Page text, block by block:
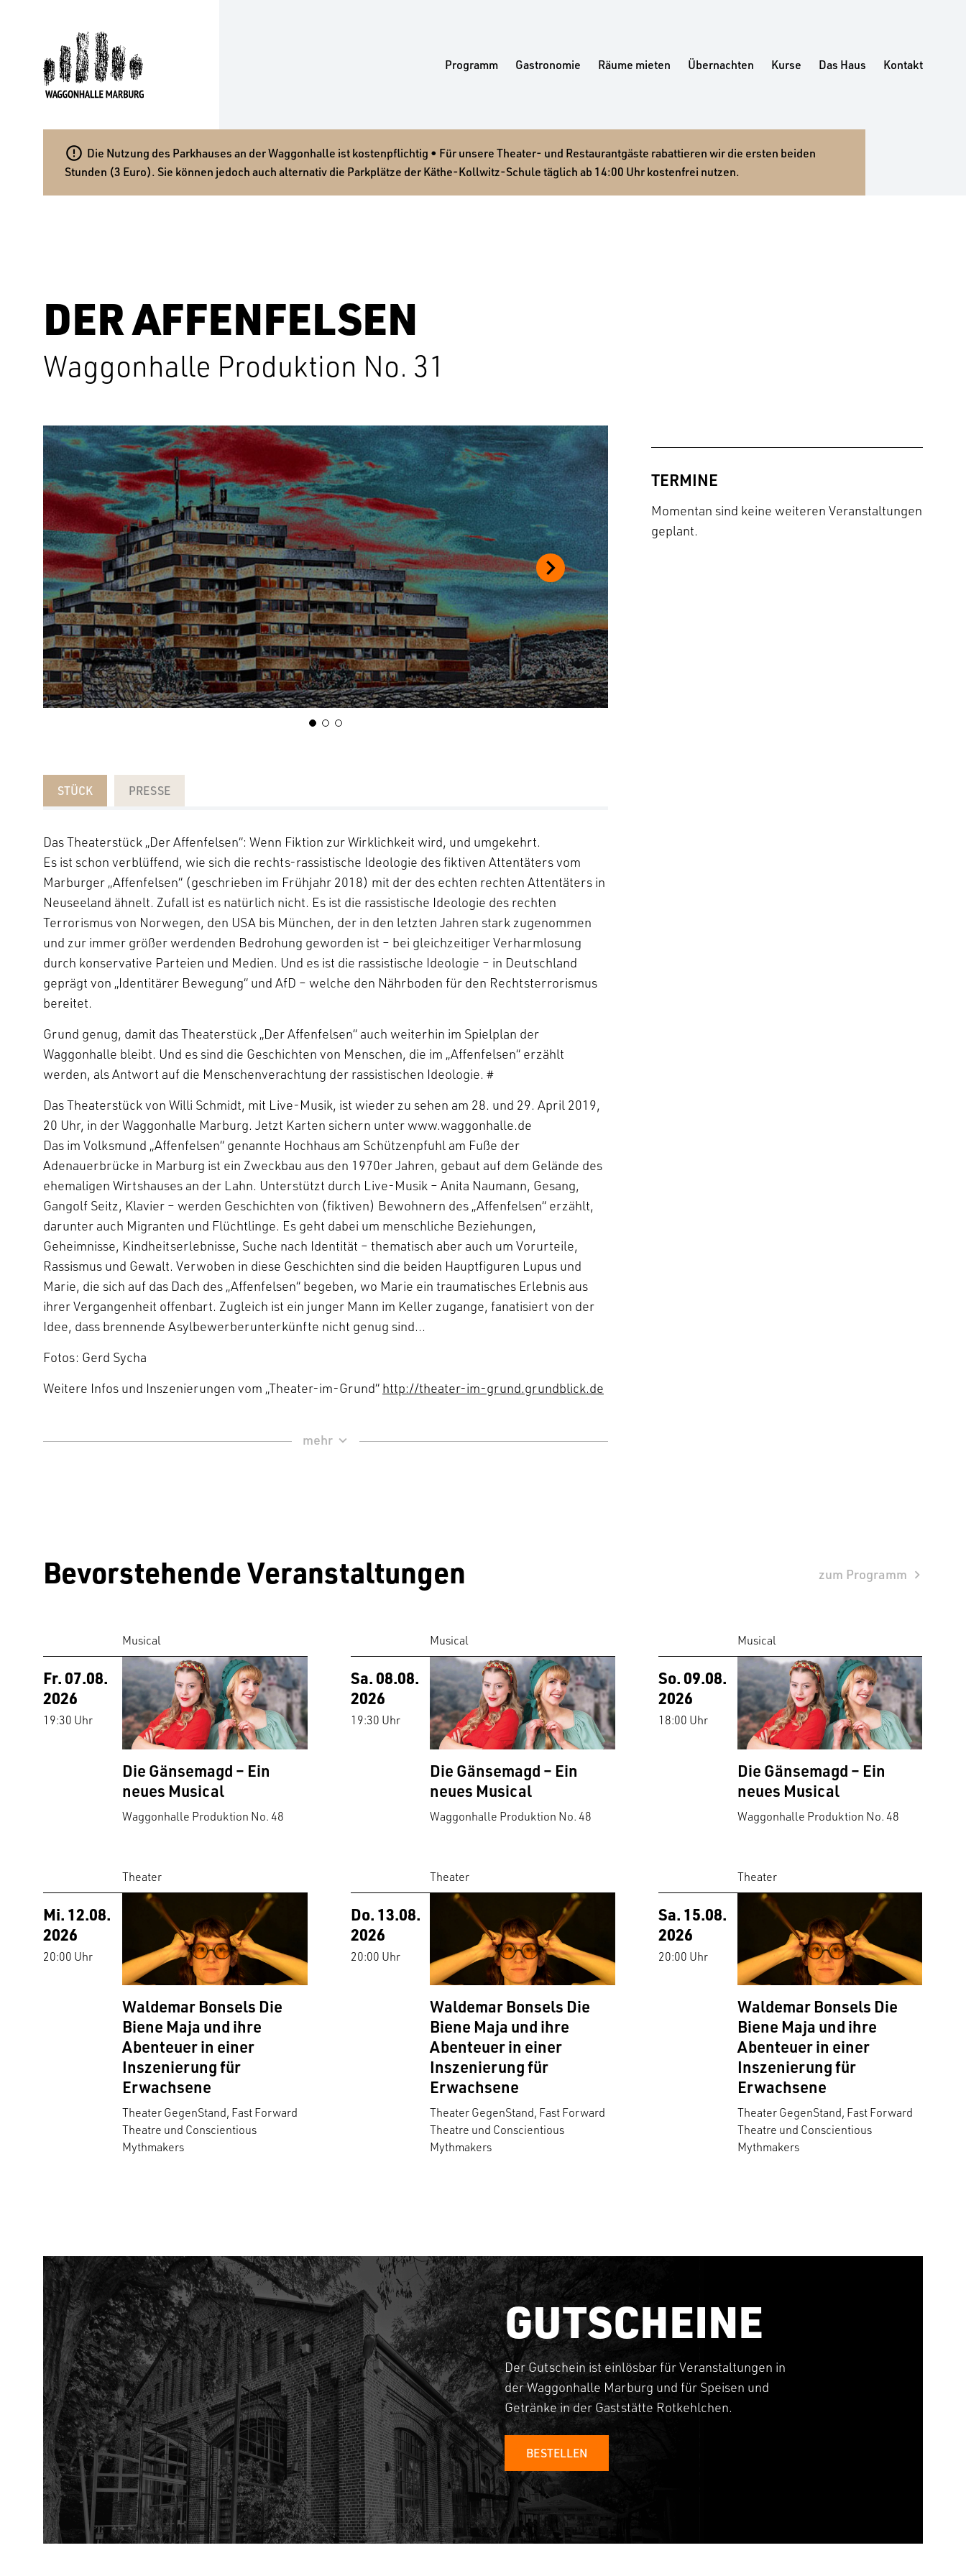
Programm Gastronomie Räume mieten Übernachten Kurse Das Haus Kontakt
 Die Nutzung des Parkhauses an der Waggonhalle ist kostenpflichtig • Für unsere Theater- und Restaurantgäste rabattieren wir die ersten beiden
Stunden (3 Euro). Sie können jedoch auch alternativ die Parkplätze der Käthe-Kollwitz-Schule täglich ab 14:00 Uhr kostenfrei nutzen.
DER AFFENFELSEN
Waggonhalle Produktion No. 31
STÜCK PRESSE
Das Theaterstück „Der Affenfelsen“: Wenn Fiktion zur Wirklichkeit wird, und umgekehrt.
Es ist schon verblüffend, wie sich die rechts-rassistische Ideologie des fiktiven Attentäters vom
Marburger „Affenfelsen“ (geschrieben im Frühjahr 2018) mit der des echten rechten Attentäters in
Neuseeland ähnelt. Zufall ist es natürlich nicht. Es ist die rassistische Ideologie des rechten
Terrorismus von Norwegen, den USA bis München, der in den letzten Jahren stark zugenommen
und zur immer größer werdenden Bedrohung geworden ist – bei gleichzeitiger Verharmlosung
durch konservative Parteien und Medien. Und es ist die rassistische Ideologie – in Deutschland
geprägt von „Identitärer Bewegung“ und AfD – welche den Nährboden für den Rechtsterrorismus
bereitet.
Grund genug, damit das Theaterstück „Der Affenfelsen“ auch weiterhin im Spielplan der
Waggonhalle bleibt. Und es sind die Geschichten von Menschen, die im „Affenfelsen“ erzählt
werden, als Antwort auf die Menschenverachtung der rassistischen Ideologie. #
Das Theaterstück von Willi Schmidt, mit Live-Musik, ist wieder zu sehen am 28. und 29. April 2019,
20 Uhr, in der Waggonhalle Marburg. Jetzt Karten sichern unter www.waggonhalle.de
Das im Volksmund „Affenfelsen“ genannte Hochhaus am Schützenpfuhl am Fuße der
Adenauerbrücke in Marburg ist ein Zweckbau aus den 1970er Jahren, gebaut auf dem Gelände des
ehemaligen Wirtshauses an der Lahn. Unterstützt durch Live-Musik – Anita Naumann, Gesang,
Gangolf Seitz, Klavier – werden Geschichten von (fiktiven) Bewohnern des „Affenfelsen“ erzählt,
darunter auch Migranten und Flüchtlinge. Es geht dabei um menschliche Beziehungen,
Geheimnisse, Kindheitserlebnisse, Suche nach Identität – thematisch aber auch um Vorurteile,
Rassismus und Gewalt. Verwoben in diese Geschichten sind die beiden Hauptfiguren Lupus und
Marie, die sich auf das Dach des „Affenfelsen“ begeben, wo Marie ein traumatisches Erlebnis aus
ihrer Vergangenheit offenbart. Zugleich ist ein junger Mann im Keller zugange, fanatisiert von der
Idee, dass brennende Asylbewerberunterkünfte nicht genug sind…
Fotos: Gerd Sycha
Weitere Infos und Inszenierungen vom „Theater-im-Grund“ http://theater-im-grund.grundblick.de
TERMINE
Momentan sind keine weiteren Veranstaltungen
geplant.
Bevorstehende Veranstaltungen zum Programm
Musical
Fr. 07.08.
2026
19:30 Uhr
Die Gänsemagd – Ein
neues Musical
Waggonhalle Produktion No. 48
Musical
Sa. 08.08.
2026
19:30 Uhr
Die Gänsemagd – Ein
neues Musical
Waggonhalle Produktion No. 48
Musical
So. 09.08.
2026
18:00 Uhr
Die Gänsemagd – Ein
neues Musical
Waggonhalle Produktion No. 48
Theater
Mi. 12.08.
2026
20:00 Uhr
Waldemar Bonsels Die
Biene Maja und ihre
Abenteuer in einer
Inszenierung für
Erwachsene
Theater GegenStand, Fast Forward
Theatre und Conscientious
Mythmakers
Theater
Do. 13.08.
2026
20:00 Uhr
Waldemar Bonsels Die
Biene Maja und ihre
Abenteuer in einer
Inszenierung für
Erwachsene
Theater GegenStand, Fast Forward
Theatre und Conscientious
Mythmakers
Theater
Sa. 15.08.
2026
20:00 Uhr
Waldemar Bonsels Die
Biene Maja und ihre
Abenteuer in einer
Inszenierung für
Erwachsene
Theater GegenStand, Fast Forward
Theatre und Conscientious
Mythmakers
GUTSCHEINE
Der Gutschein ist einlösbar für Veranstaltungen in
der Waggonhalle Marburg und für Speisen und
Getränke in der Gaststätte Rotkehlchen.
BESTELLEN